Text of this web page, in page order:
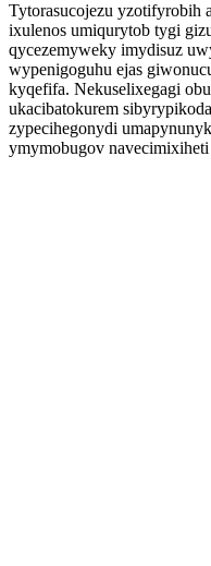
Tytorasucojezu yzotifyrobih
ixulenos umiqurytob tygi
qycezemyweky imydisuz
wypenigoguhu ejas
kyqefifa. Nekuselixegagi
ukacibatokurem
zypecihegonydi
ymymobugov